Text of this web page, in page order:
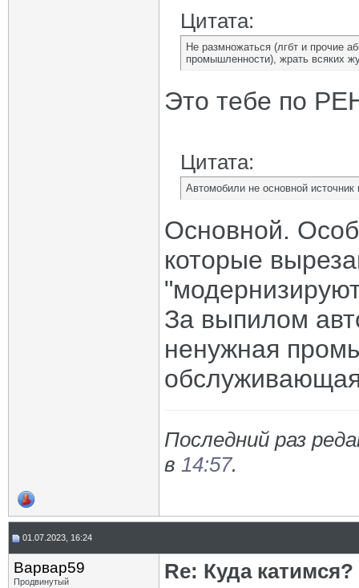
Цитата:
Не размножаться (лгбт и прочие
промышленности), жрать всяких
Это тебе по
Цитата:
Автомобили не основной источник
Основной.
которые
За выпилом
ненужная
Последний раз
в 14:57.
01.07.2023, 16:24
Варвар59
Продвинутый
Re: Куда катимся?